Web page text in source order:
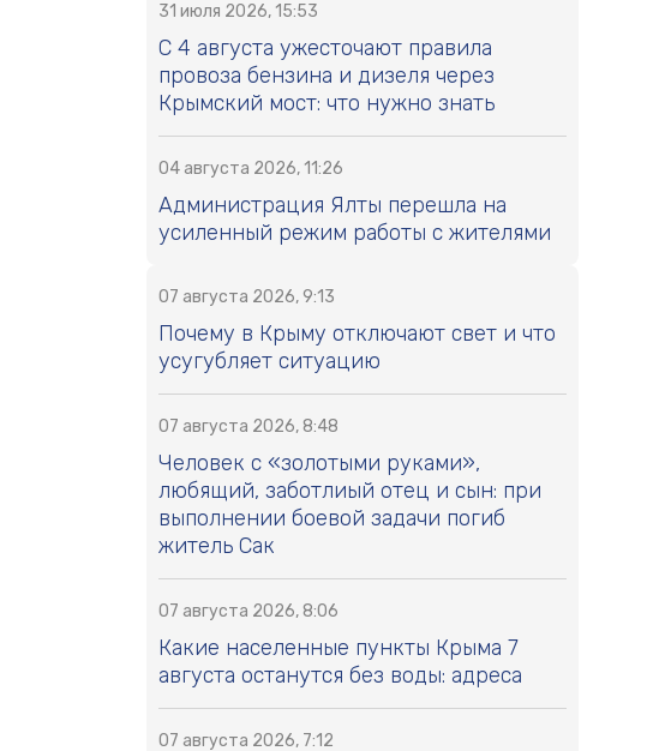
31 июля 2026, 15:53
С 4 августа ужесточают правила
провоза бензина и дизеля через
Крымский мост: что нужно знать
04 августа 2026, 11:26
Администрация Ялты перешла на
усиленный режим работы с жителями
07 августа 2026, 9:13
Почему в Крыму отключают свет и что
усугубляет ситуацию
07 августа 2026, 8:48
Человек с «золотыми руками»,
любящий, заботлиый отец и сын: при
выполнении боевой задачи погиб
житель Сак
07 августа 2026, 8:06
Какие населенные пункты Крыма 7
августа останутся без воды: адреса
07 августа 2026, 7:12